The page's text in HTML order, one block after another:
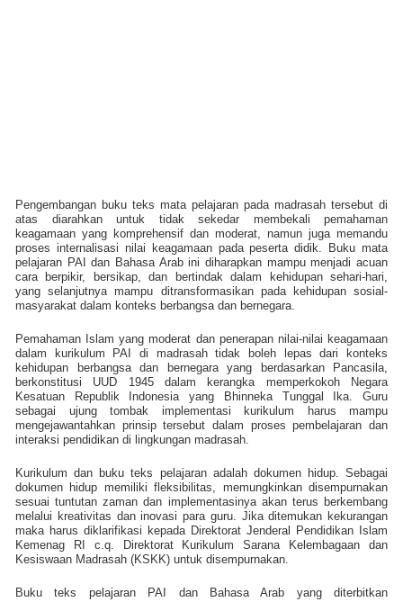
Pengembangan buku teks mata pelajaran pada madrasah tersebut di
atas diarahkan untuk tidak sekedar membekali pemahaman
keagamaan yang komprehensif dan moderat, namun juga memandu
proses internalisasi nilai keagamaan pada peserta didik. Buku mata
pelajaran PAI dan Bahasa Arab ini diharapkan mampu menjadi acuan
cara berpikir, bersikap, dan bertindak dalam kehidupan sehari-hari,
yang selanjutnya mampu ditransformasikan pada kehidupan sosial-
masyarakat dalam konteks berbangsa dan bernegara.
Pemahaman Islam yang moderat dan penerapan nilai-nilai keagamaan
dalam kurikulum PAI di madrasah tidak boleh lepas dari konteks
kehidupan berbangsa dan bernegara yang berdasarkan Pancasila,
berkonstitusi UUD 1945 dalam kerangka memperkokoh Negara
Kesatuan Republik Indonesia yang Bhinneka Tunggal Ika. Guru
sebagai ujung tombak implementasi kurikulum harus mampu
mengejawantahkan prinsip tersebut dalam proses pembelajaran dan
interaksi pendidikan di lingkungan madrasah.
Kurikulum dan buku teks pelajaran adalah dokumen hidup. Sebagai
dokumen hidup memiliki fleksibilitas, memungkinkan disempurnakan
sesuai tuntutan zaman dan implementasinya akan terus berkembang
melalui kreativitas dan inovasi para guru. Jika ditemukan kekurangan
maka harus diklarifikasi kepada Direktorat Jenderal Pendidikan Islam
Kemenag RI c.q. Direktorat Kurikulum Sarana Kelembagaan dan
Kesiswaan Madrasah (KSKK) untuk disempurnakan.
Buku teks pelajaran PAI dan Bahasa Arab yang diterbitkan